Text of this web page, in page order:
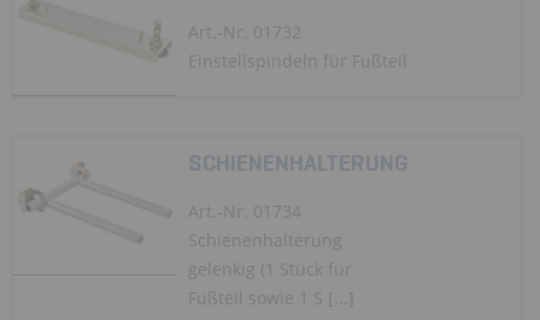
Art.-Nr. 01732
Einstellspindeln für Fußteil
SCHIENENHALTERUNG
Art.-Nr. 01734
Schienenhalterung
gelenkig (1 Stück für
Fußteil sowie 1 S [...]